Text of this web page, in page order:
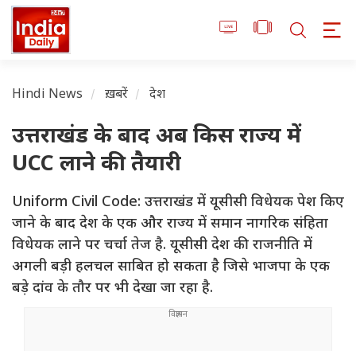
Hindi News ख़बरें देश
उत्तराखंड के बाद अब किस राज्य में
UCC लाने की तैयारी
Uniform Civil Code: उत्तराखंड में यूसीसी विधेयक पेश किए
जाने के बाद देश के एक और राज्य में समान नागरिक संहिता
विधेयक लाने पर चर्चा तेज है. यूसीसी देश की राजनीति में
अगली बड़ी हलचल साबित हो सकता है जिसे भाजपा के एक
बड़े दांव के तौर पर भी देखा जा रहा है.